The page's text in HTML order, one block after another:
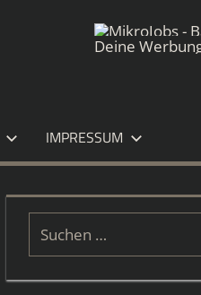
Deine
IMPRESSUM
Suchen
nach: